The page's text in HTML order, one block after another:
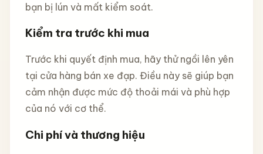
bạn bị lún và mất kiểm soát.
Kiểm tra trước khi mua
Trước khi quyết định mua, hãy thử ngồi lên yên
tại cửa hàng bán xe đạp. Điều này sẽ giúp bạn
cảm nhận được mức độ thoải mái và phù hợp
của nó với cơ thể.
Chi phí và thương hiệu